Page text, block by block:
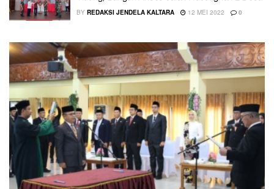
BY REDAKSI JENDELA KALTARA 12 MEI 2022 0